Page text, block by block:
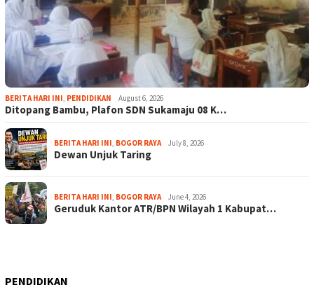
BERITA HARI INI, PENDIDIKAN August 6, 2026
Ditopang Bambu, Plafon SDN Sukamaju 08 K…
BERITA HARI INI, BOGOR RAYA July 8, 2026
Dewan Unjuk Taring
BERITA HARI INI, BOGOR RAYA June 4, 2026
Geruduk Kantor ATR/BPN Wilayah 1 Kabupat…
PENDIDIKAN